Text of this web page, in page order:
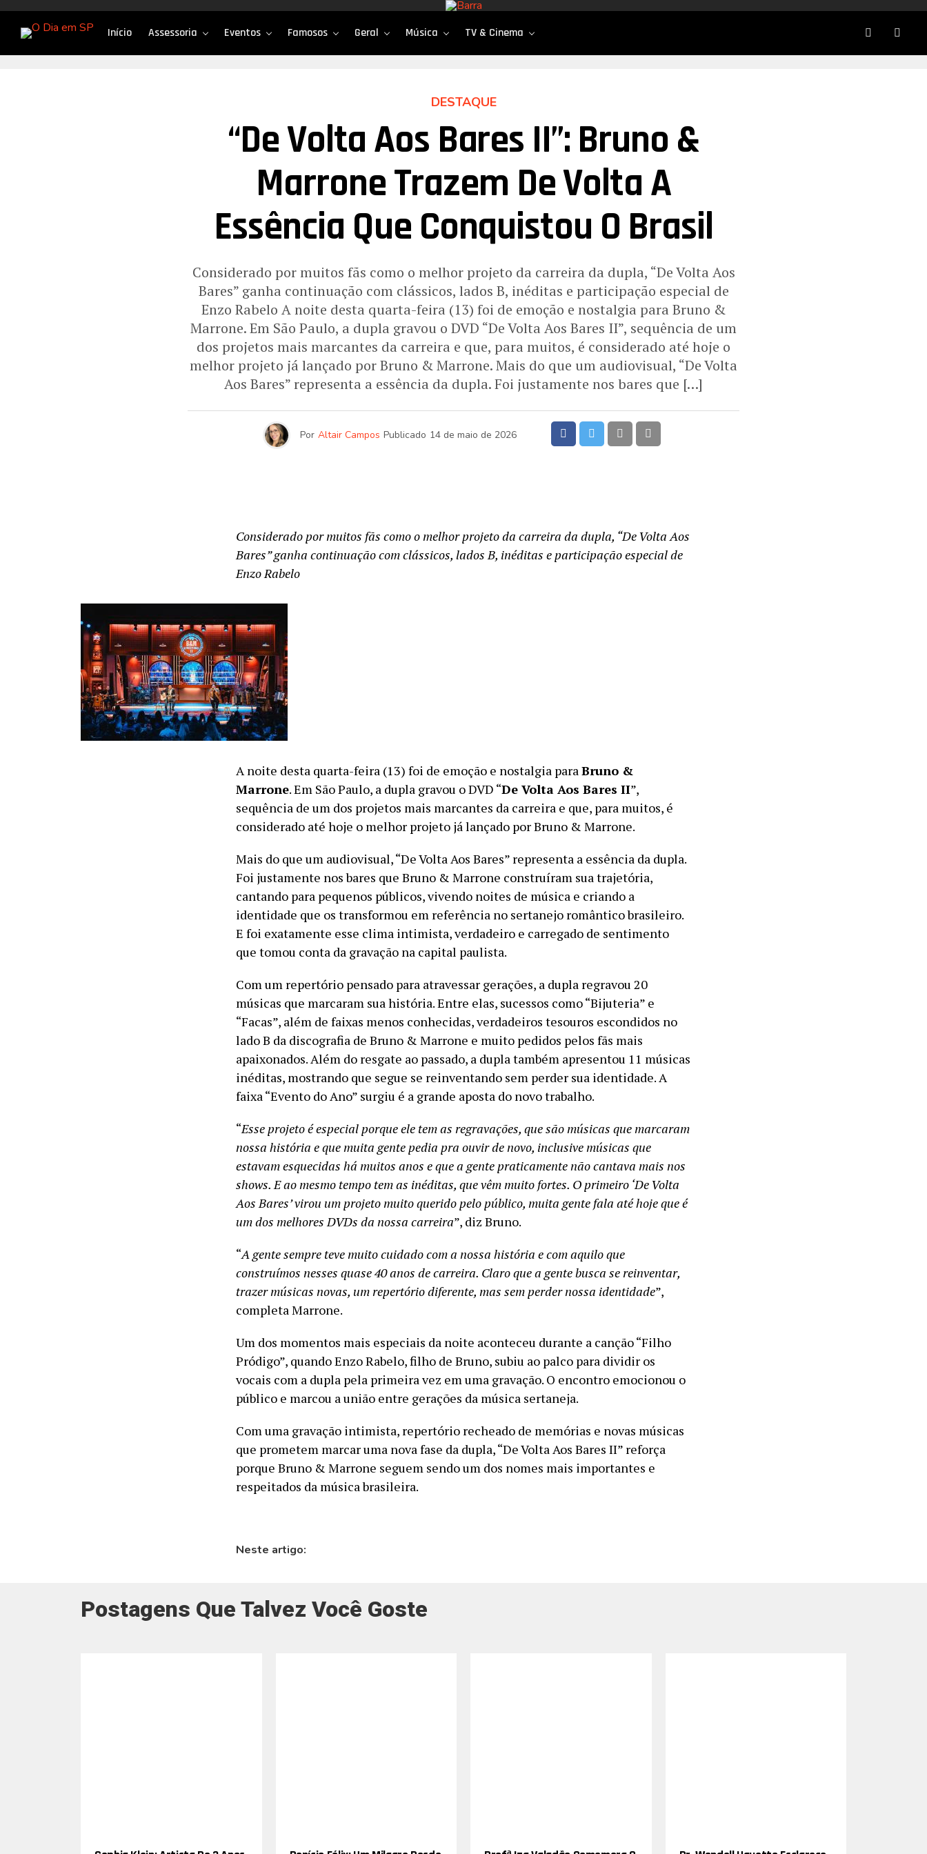
Início Assessoria Eventos Famosos Geral Música TV & Cinema
DESTAQUE
“De Volta Aos Bares II”: Bruno &
Marrone Trazem De Volta A
Essência Que Conquistou O Brasil
Considerado por muitos fãs como o melhor projeto da carreira da dupla, “De Volta Aos
Bares” ganha continuação com clássicos, lados B, inéditas e participação especial de
Enzo Rabelo A noite desta quarta-feira (13) foi de emoção e nostalgia para Bruno &
Marrone. Em São Paulo, a dupla gravou o DVD “De Volta Aos Bares II”, sequência de um
dos projetos mais marcantes da carreira e que, para muitos, é considerado até hoje o
melhor projeto já lançado por Bruno & Marrone. Mais do que um audiovisual, “De Volta
Aos Bares” representa a essência da dupla. Foi justamente nos bares que […]
Por Altair Campos Publicado 14 de maio de 2026
Considerado por muitos fãs como o melhor projeto da carreira da dupla, “De Volta Aos
Bares” ganha continuação com clássicos, lados B, inéditas e participação especial de
Enzo Rabelo
A noite desta quarta-feira (13) foi de emoção e nostalgia paraBruno &
Marrone. Em São Paulo, a dupla gravou o DVD “De Volta Aos Bares II”,
sequência de um dos projetos mais marcantes da carreira e que, para muitos, é
considerado até hoje o melhor projeto já lançado por Bruno & Marrone.
Mais do que um audiovisual, “De Volta Aos Bares” representa a essência da dupla.
Foi justamente nos bares que Bruno & Marrone construíram sua trajetória,
cantando para pequenos públicos, vivendo noites de música e criando a
identidade que os transformou em referência no sertanejo romântico brasileiro.
E foi exatamente esse clima intimista, verdadeiro e carregado de sentimento
que tomou conta da gravação na capital paulista.
Com um repertório pensado para atravessar gerações, a dupla regravou 20
músicas que marcaram sua história. Entre elas, sucessos como “Bijuteria” e
“Facas”, além de faixas menos conhecidas, verdadeiros tesouros escondidos no
lado B da discografia de Bruno & Marrone e muito pedidos pelos fãs mais
apaixonados. Além do resgate ao passado, a dupla também apresentou 11 músicas
inéditas, mostrando que segue se reinventando sem perder sua identidade. A
faixa “Evento do Ano” surgiu é a grande aposta do novo trabalho.
“Esse projeto é especial porque ele tem as regravações, que são músicas que marcaram
nossa história e que muita gente pedia pra ouvir de novo, inclusive músicas que
estavam esquecidas há muitos anos e que a gente praticamente não cantava mais nos
shows. E ao mesmo tempo tem as inéditas, que vêm muito fortes. O primeiro ‘De Volta
Aos Bares’ virou um projeto muito querido pelo público, muita gente fala até hoje que é
um dos melhores DVDs da nossa carreira”, diz Bruno.
“A gente sempre teve muito cuidado com a nossa história e com aquilo que
construímos nesses quase 40 anos de carreira. Claro que a gente busca se reinventar,
trazer músicas novas, um repertório diferente, mas sem perder nossa identidade”,
completa Marrone.
Um dos momentos mais especiais da noite aconteceu durante a canção “Filho
Pródigo”, quando Enzo Rabelo, filho de Bruno, subiu ao palco para dividir os
vocais com a dupla pela primeira vez em uma gravação. O encontro emocionou o
público e marcou a união entre gerações da música sertaneja.
Com uma gravação intimista, repertório recheado de memórias e novas músicas
que prometem marcar uma nova fase da dupla, “De Volta Aos Bares II” reforça
porque Bruno & Marrone seguem sendo um dos nomes mais importantes e
respeitados da música brasileira.
Neste artigo:
Postagens Que Talvez Você Goste